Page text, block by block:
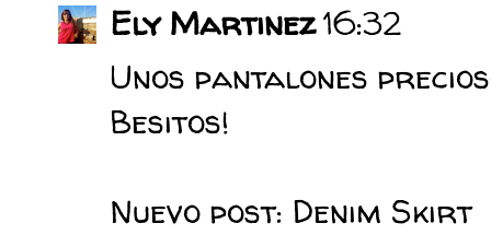
Ely Martinez16:32
Unos pantalones
Besitos!
Nuevo post: Denim Skirt